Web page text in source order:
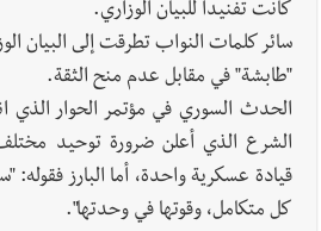
كانت تفنيدا للبيان الوزاري.
سائر كلمات النواب تطرقت إلى البيان
"طابشة" في مقابل عدم منح الثقة.
الحدث السوري في مؤتمر الحوار الذي
الشرع الذي أعلن ضرورة توحيد
قيادة عسكرية واحدة، أما البارز فقوله:
كل متكامل، وقوتها في وحدتها".